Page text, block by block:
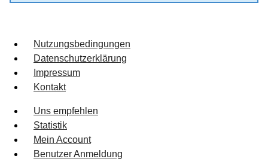
Nutzungsbedingungen
Datenschutzerklärung
Impressum
Kontakt
Uns empfehlen
Statistik
Mein Account
Benutzer Anmeldung